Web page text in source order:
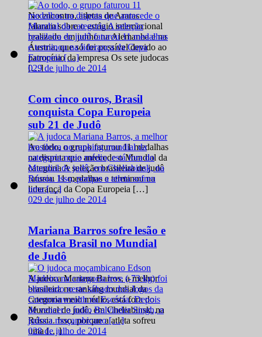
No encontro, atletas de Araras
falaram sobre o estágio internacional
realizado em junho na Alemanha e na
Áustria, que só foi possível devido ao
patrocínio da empresa Os sete judocas
[…]
029 de julho de 2014
Com cinco ouros, Brasil
conquista Copa Europeia
sub 21 de Judô
Ao todo, o grupo faturou 11 medalhas
na disputa que antecede o Mundial da
categoria A seleção brasileira de judô
faturou 11 medalhas e terminou na
liderança da Copa Europeia […]
029 de julho de 2014
Mariana Barros sofre lesão e
desfalca Brasil no Mundial
de Judô
A judoca Mariana Barros, a melhor
brasileira no ranking mundial da
categoria meio médio, está fora do
Mundial de judô, em Cheliabinsk, na
Rússia. Isso, porque a atleta sofreu
uma […]
028 de julho de 2014